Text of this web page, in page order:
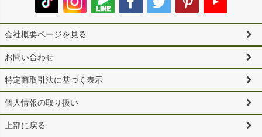
会社概要ページを見る
お問い合わせ
特定商取引法に基づく表示
個人情報の取り扱い
上部に戻る